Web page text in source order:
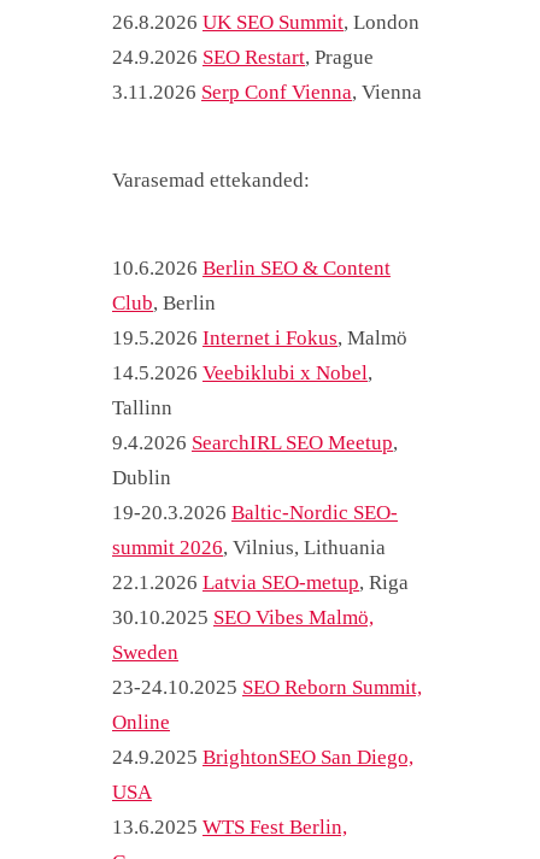
26.8.2026 UK SEO Summit, London
24.9.2026 SEO Restart, Prague
3.11.2026 Serp Conf Vienna, Vienna
Varasemad ettekanded:
10.6.2026 Berlin SEO & Content
Club, Berlin
19.5.2026 Internet i Fokus, Malmö
14.5.2026 Veebiklubi x Nobel,
Tallinn
9.4.2026 SearchIRL SEO Meetup,
Dublin
19-20.3.2026 Baltic-Nordic SEO-
summit 2026, Vilnius, Lithuania
22.1.2026 Latvia SEO-metup, Riga
30.10.2025 SEO Vibes Malmö,
Sweden
23-24.10.2025 SEO Reborn Summit,
Online
24.9.2025 BrightonSEO San Diego,
USA
13.6.2025 WTS Fest Berlin,